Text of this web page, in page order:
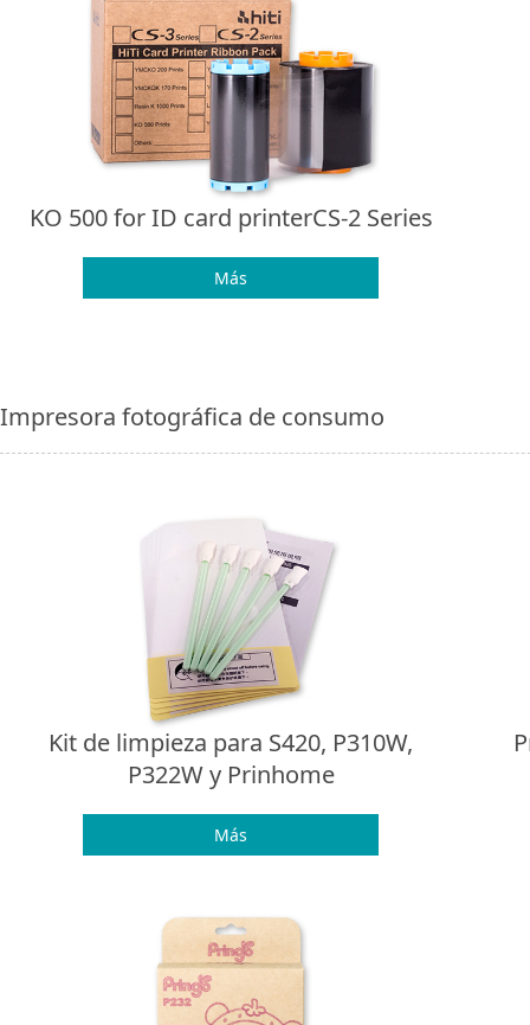
KO 500 for ID card printerCS-2 Series
Más
Impresora fotográfica de consumo
Kit de limpieza para S420, P310W,
P322W y Prinhome
Más